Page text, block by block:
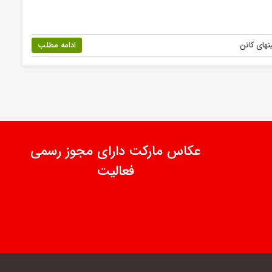
کانن ادامه مطلب
عکاس مارکت دارای مجوز رسمی
فعالیت